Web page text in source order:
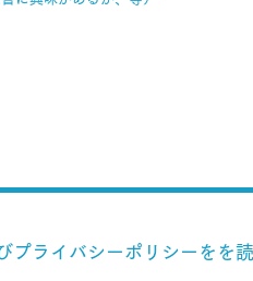
プライバシーポリシーをを